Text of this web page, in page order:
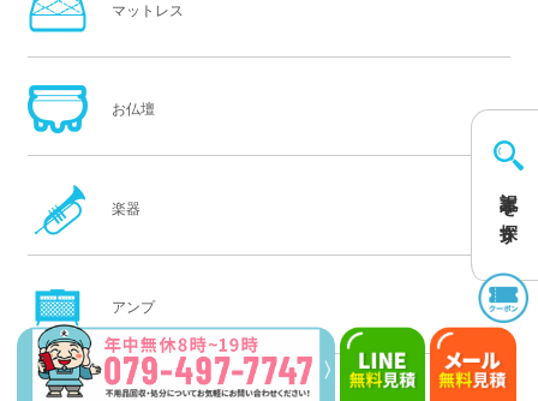
記事を探す
マットレス
お仏壇
楽器
アンプ